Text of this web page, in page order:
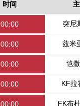
时间
00:00 突尼
00:00 兹米
00:00 恺
00:00 KF拉
00:00 FK布